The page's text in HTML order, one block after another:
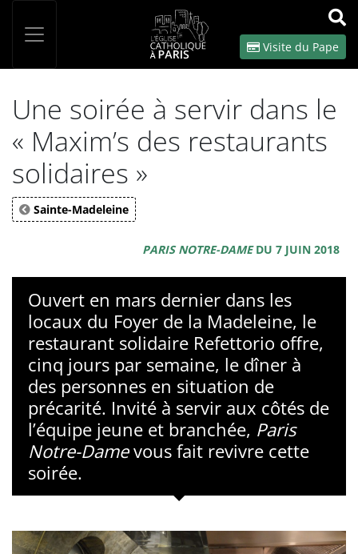
OK
Visite du Pape
Une soirée à servir dans le
« Maxim’s des restaurants
solidaires »
Sainte-Madeleine
PARIS NOTRE-DAMEDU 7 JUIN 2018
Ouvert en mars dernier dans les
locaux du Foyer de la Madeleine, le
restaurant solidaire Refettorio offre,
cinq jours par semaine, le dîner à
des personnes en situation de
précarité. Invité à servir aux côtés de
l’équipe jeune et branchée, Paris
Notre-Damevous fait revivre cette
soirée.
Panneau de gestion des cookies